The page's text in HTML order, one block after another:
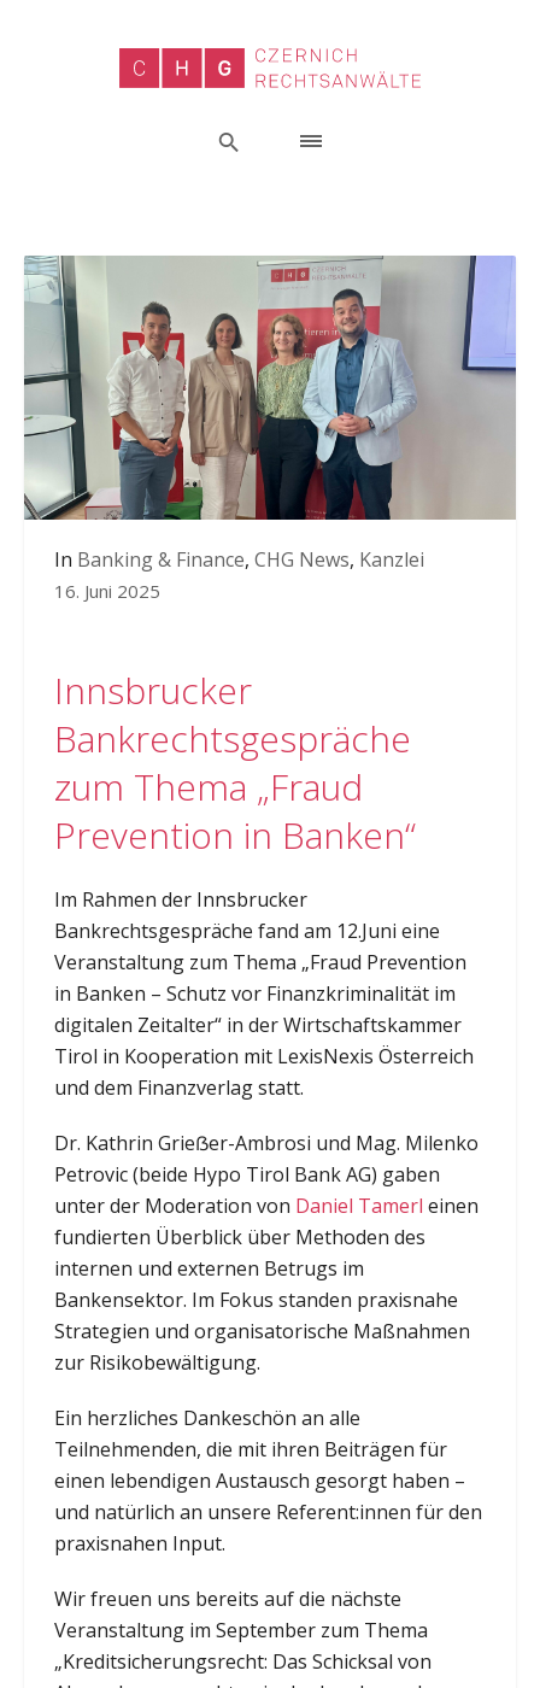
In Banking & Finance, CHG News, Kanzlei
16. Juni 2025
Innsbrucker
Bankrechtsgespräche
zum Thema „Fraud
Prevention in Banken“
Im Rahmen der Innsbrucker
Bankrechtsgespräche fand am 12.Juni eine
Veranstaltung zum Thema „Fraud Prevention
in Banken – Schutz vor Finanzkriminalität im
digitalen Zeitalter“ in der Wirtschaftskammer
Tirol in Kooperation mit LexisNexis Österreich
und dem Finanzverlag statt.
Dr. Kathrin Grieẞer-Ambrosi und Mag. Milenko
Petrovic (beide Hypo Tirol Bank AG) gaben
unter der Moderation von Daniel Tamerl einen
fundierten Überblick über Methoden des
internen und externen Betrugs im
Bankensektor. Im Fokus standen praxisnahe
Strategien und organisatorische Maßnahmen
zur Risikobewältigung.
Ein herzliches Dankeschön an alle
Teilnehmenden, die mit ihren Beiträgen für
einen lebendigen Austausch gesorgt haben –
und natürlich an unsere Referent:innen für den
praxisnahen Input.
Wir freuen uns bereits auf die nächste
Veranstaltung im September zum Thema
„Kreditsicherungsrecht: Das Schicksal von